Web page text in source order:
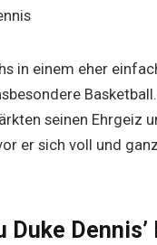
in einem eher
seinen Ehrgeiz
er sich voll und